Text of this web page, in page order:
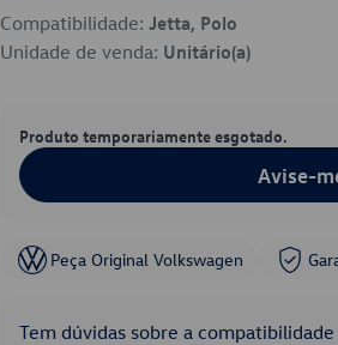
Compatibilidade: Jetta, Polo
Unidade de venda: Unitário(a)
Produto temporariamente esgotado.
Avise-
Peça Original Volkswagen
Tem dúvidas sobre a